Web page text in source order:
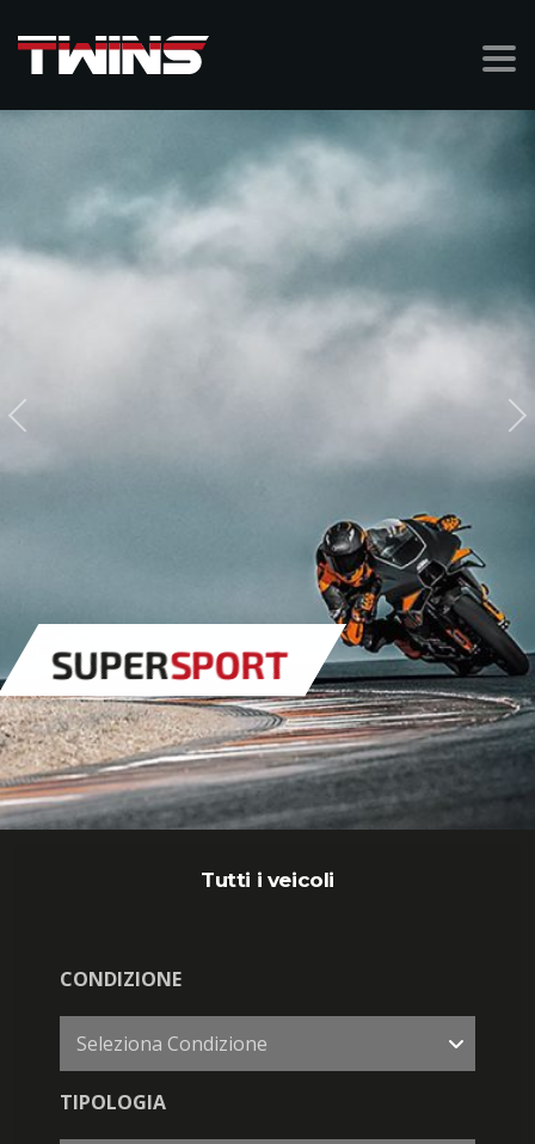
SUPERSPORT
Tutti i veicoli
CONDIZIONE
Seleziona Condizione
TIPOLOGIA